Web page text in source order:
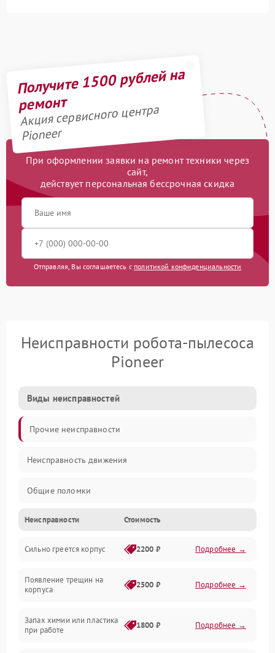
Получите 1500 рублей на
ремонт
Акция сервисного центра
Pioneer
При оформлении заявки на ремонт техники через
сайт,
действует персональная бессрочная скидка
Отправляя, Вы соглашаетесь с политикой конфиденциальности
Неисправности робота-пылесоса
Pioneer
Виды неисправностей
Прочие неисправности
Неисправность движения
Общие поломки
Неисправность датчиков
Неисправность программного обеспечения
Проблемы с сигналом
Неисправности Стоимость
Сильно греется корпус 2200 ₽ Подробнее →
Появление трещин на
корпуса
2500 ₽ Подробнее →
Запах химии или пластика
при работе
1800 ₽ Подробнее →